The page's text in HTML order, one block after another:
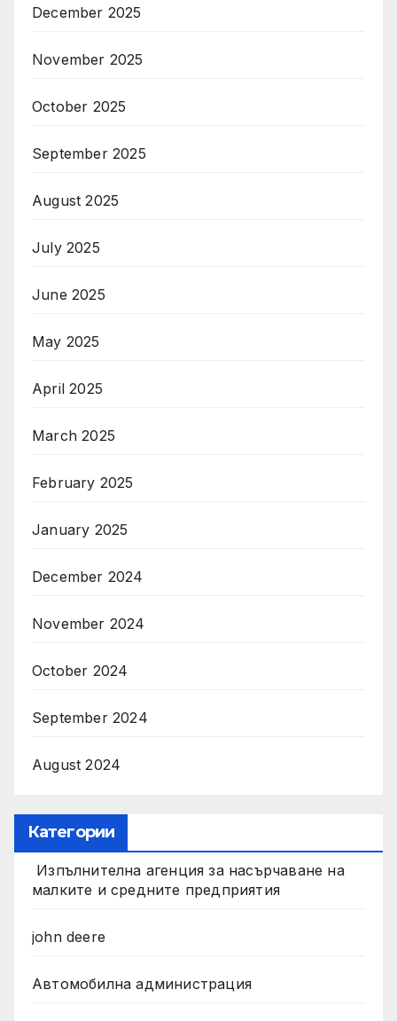
December 2025
November 2025
October 2025
September 2025
August 2025
July 2025
June 2025
May 2025
April 2025
March 2025
February 2025
January 2025
December 2024
November 2024
October 2024
September 2024
August 2024
Категории
Изпълнителна агенция за насърчаване на
малките и средните предприятия
john deere
Автомобилна администрация